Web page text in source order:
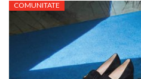
COMUNITATE